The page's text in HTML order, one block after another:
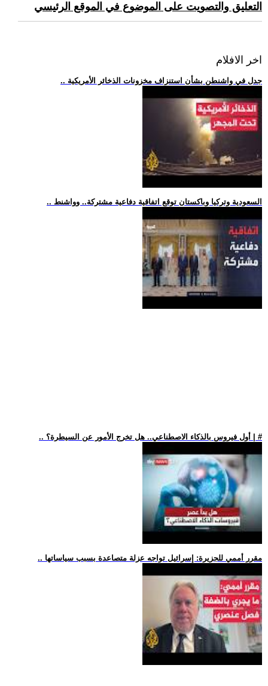
التعليق والتصويت على الموضوع في الموقع الرئيسي
اخر الافلام
.. جدل في واشنطن بشأن استنزاف مخزونات الذخائر الأمريكية
.. السعودية وتركيا وباكستان توقع اتفاقية دفاعية مشتركة.. وواشنط
.. أول فيروس بالذكاء الاصطناعي.. هل تخرج الأمور عن السيطرة؟ | #
.. مقرر أممي للجزيرة: إسرائيل تواجه عزلة متصاعدة بسبب سياساتها